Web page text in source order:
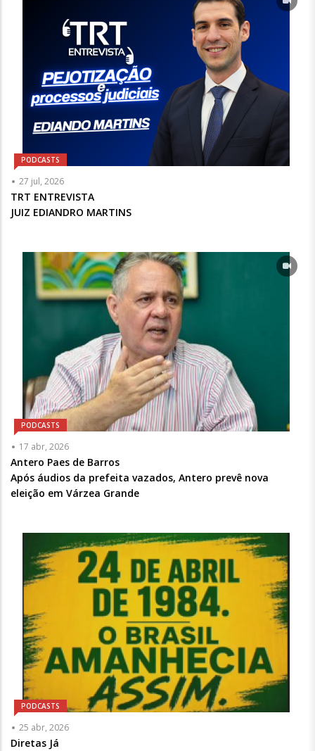
PODCASTS
27 jul, 2026
Articulista
ou
Chamada
TRT ENTREVISTA
JUIZ EDIANDRO MARTINS
PODCASTS
17 abr, 2026
Articulista
ou
Chamada
-
Antero Paes de Barros
Após áudios da prefeita vazados, Antero prevê nova
eleição em Várzea Grande
PODCASTS
25 abr, 2026
Diretas Já